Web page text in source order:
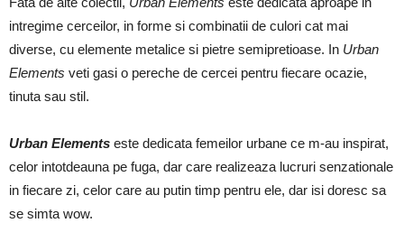
intregime cerceilor, in forme si combinatii de culori cat mai
diverse, cu elemente metalice si pietre semipretioase. In Urban
Elements veti gasi o pereche de cercei pentru fiecare ocazie,
tinuta sau stil.
Urban Elements este dedicata femeilor urbane ce m-au inspirat,
celor intotdeauna pe fuga, dar care realizeaza lucruri senzationale
in fiecare zi, celor care au putin timp pentru ele, dar isi doresc sa
se simta wow.